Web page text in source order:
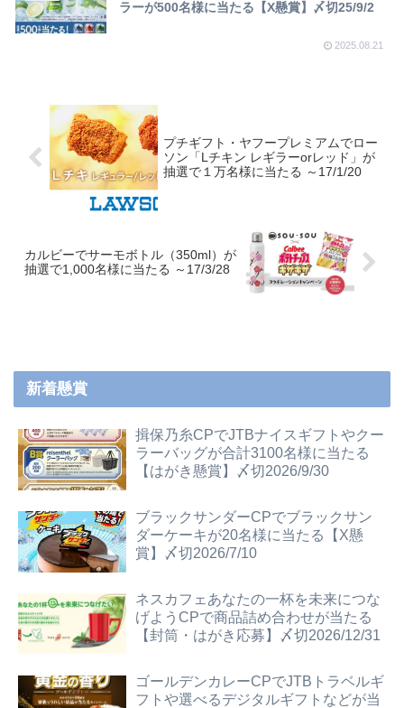
ラーが500名様に当たる【X懸賞】〆切25/9/2
2025.08.21
プチギフト・ヤフープレミアムでロー
ソン「Lチキン レギラーorレッド」が
抽選で１万名様に当たる ～17/1/20
カルビーでサーモボトル（350ml）が
抽選で1,000名様に当たる ～17/3/28
新着懸賞
揖保乃糸CPでJTBナイスギフトやクー
ラーバッグが合計3100名様に当たる
【はがき懸賞】〆切2026/9/30
ブラックサンダーCPでブラックサン
ダーケーキが20名様に当たる【X懸
賞】〆切2026/7/10
ネスカフェあなたの一杯を未来につな
げようCPで商品詰め合わせが当たる
【封筒・はがき応募】〆切2026/12/31
ゴールデンカレーCPでJTBトラベルギ
フトや選べるデジタルギフトなどが当